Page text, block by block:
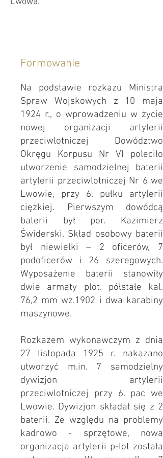
Formowanie
Na podstawie rozkazu Ministra
Spraw Wojskowych z 10 maja
1924 r., o wprowadzeniu w życie
nowej organizacji artylerii
przeciwlotniczej Dowództwo
Okręgu Korpusu Nr VI poleciło
utworzenie samodzielnej baterii
artylerii przeciwlotniczej Nr 6 we
Lwowie, przy 6. pułku artylerii
ciężkiej. Pierwszym dowódcą
baterii był por. Kazimierz
Świderski. Skład osobowy baterii
był niewielki – 2 oficerów, 7
podoficerów i 26 szeregowych.
Wyposażenie baterii stanowiły
dwie armaty plot. półstałe kal.
76,2 mm wz.1902 i dwa karabiny
maszynowe.
Rozkazem wykonawczym z dnia
27 listopada 1925 r. nakazano
utworzyć m.in. 7 samodzielny
dywizjon artylerii
przeciwlotniczej przy 6. pac we
Lwowie. Dywizjon składał się z 2
baterii. Ze względu na problemy
kadrowo - sprzętowe, nowa
organizacja artylerii p-lot została